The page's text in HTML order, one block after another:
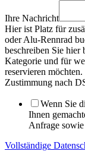
Ihre Nachricht
Hier ist Platz für
oder Alu-Rennrad
beschreiben Sie
Kategorie und für
reservieren möchten.
Zustimmung nach
Wenn Sie
Ihnen
Anfrage
Vollständige